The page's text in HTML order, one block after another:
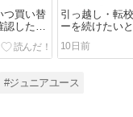
つ買い替
認したい
引っ越し・転
ーを続けたい
が確認したい
方
10日前
#ジュニアユース